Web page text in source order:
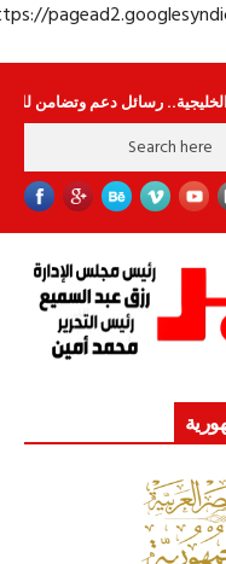
https://
دعم وتضامن للأشقاء جهاز